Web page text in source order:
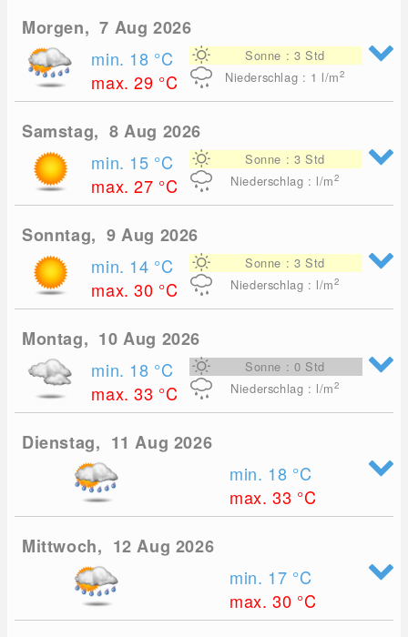
Morgen, 7 Aug 2026
min. 18 °C
max. 29 °C
Sonne : 3 Std
Niederschlag : 1 l/m2
Samstag, 8 Aug 2026
min. 15 °C
max. 27 °C
Sonne : 3 Std
Niederschlag : l/m2
Sonntag, 9 Aug 2026
min. 14 °C
max. 30 °C
Sonne : 3 Std
Niederschlag : l/m2
Montag, 10 Aug 2026
min. 18 °C
max. 33 °C
Sonne : 0 Std
Niederschlag : l/m2
Dienstag, 11 Aug 2026
min. 18 °C
max. 33 °C
Mittwoch, 12 Aug 2026
min. 17 °C
max. 30 °C